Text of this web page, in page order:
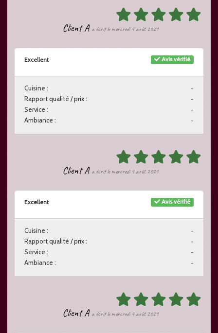
Client A a écrit le mercredi 4 août 2021
Avis vérifié
Excellent
-
Cuisine :
-
Rapport qualité / prix :
-
Service :
-
Ambiance :
Client A a écrit le mercredi 4 août 2021
Avis vérifié
Excellent
-
Cuisine :
-
Rapport qualité / prix :
-
Service :
-
Ambiance :
Client A a écrit le mercredi 4 août 2021